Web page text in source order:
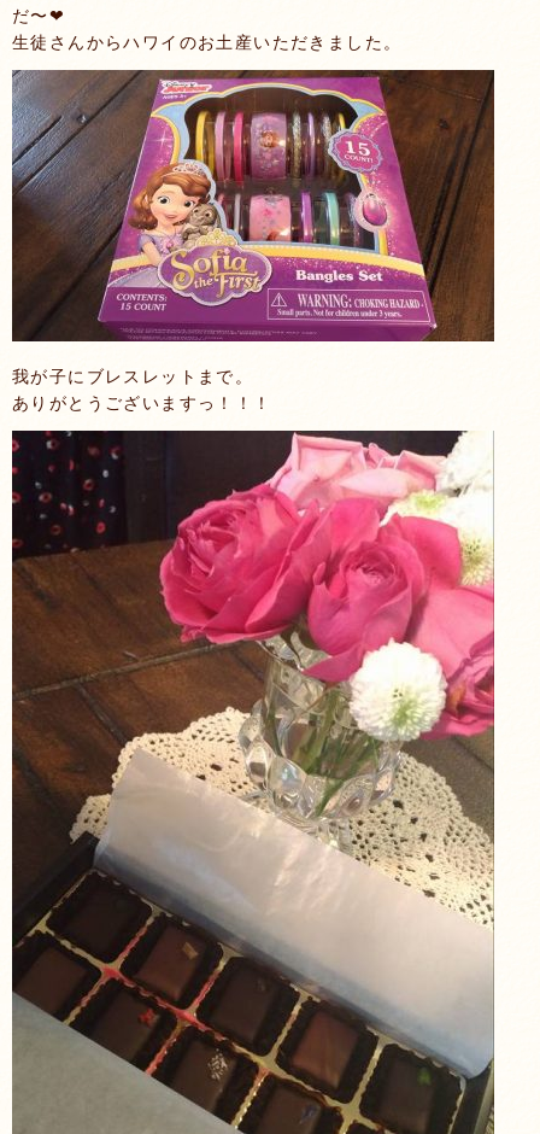
だ〜❤
生徒さんからハワイのお土産いただきました。
我が子にブレスレットまで。
ありがとうございますっ！！！